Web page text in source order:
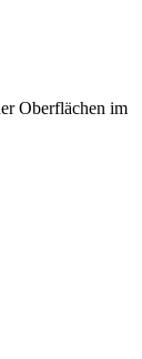
Oberflächen im